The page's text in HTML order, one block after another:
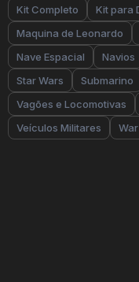
Kit Completo
Kit para
Maquina de Leonardo
Nave Espacial
Navios
Star Wars
Submarino
Vagões e Locomotivas
Veículos Militares